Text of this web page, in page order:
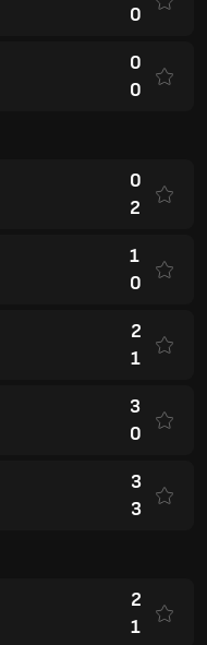
0
0
0
0
2
1
0
2
1
3
0
3
3
2
1